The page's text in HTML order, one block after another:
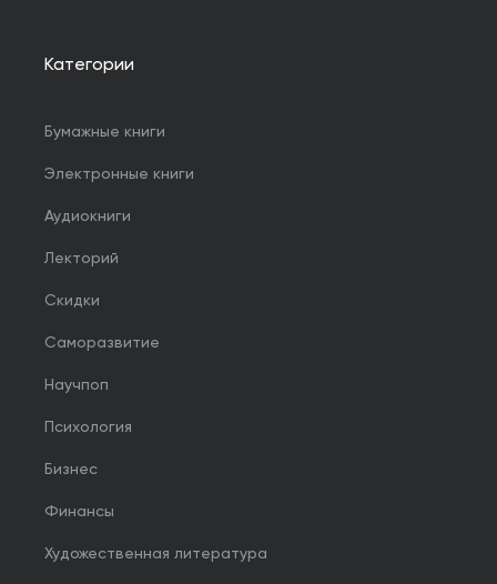
Категории
Бумажные книги
Электронные книги
Аудиокниги
Лекторий
Скидки
Саморазвитие
Научпоп
Психология
Бизнес
Финансы
Художественная литература